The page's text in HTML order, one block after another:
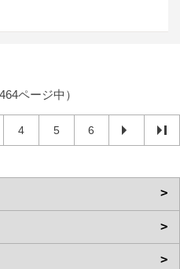
ページ中）
4 5 6